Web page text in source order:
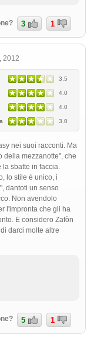
3 1
2012
3.5
4.0
4.0
3.0
nei suoi racconti. Ma
della mezzanotte", che
la sbatte in faccia.
lo stile è unico, i
dantoti un senso
Non avendolo
l'impronta che gli ha
E considero Zafòn
darci molte altre
5 1